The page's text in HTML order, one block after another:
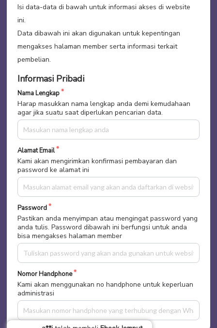
Isi data-data di bawah untuk informasi akses di website
ini.
Data dibawah ini akan digunakan untuk kepentingan
mengakses halaman member serta informasi terkait
pembelian.
Informasi Pribadi
Nama Lengkap
Harap masukkan nama lengkap anda demi kemudahaan
agar jika suatu saat diperlukan pencarian data.
Alamat Email
Kami akan mengirimkan konfirmasi pembayaran dan
password ke alamat ini
Password
Pastikan anda menyimpan atau mengingat password yang
anda tulis. Password dibawah ini berfungsi untuk anda
bisa mengakses halaman member
Nomor Handphone
Kami akan menggunakan no handphone untuk keperluan
administrasi